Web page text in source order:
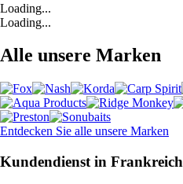
Loading...
Loading...
Alle unsere Marken
Entdecken Sie alle unsere Marken
Kundendienst in Frankreich